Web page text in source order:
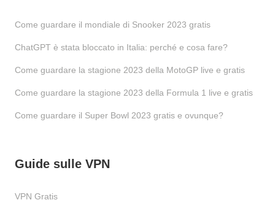
Come guardare il mondiale di Snooker 2023 gratis
ChatGPT è stata bloccato in Italia: perché e cosa fare?
Come guardare la stagione 2023 della MotoGP live e gratis
Come guardare la stagione 2023 della Formula 1 live e gratis
Come guardare il Super Bowl 2023 gratis e ovunque?
Guide sulle VPN
VPN Gratis